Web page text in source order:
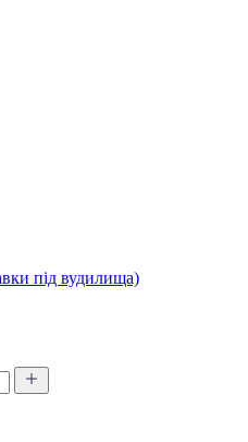
під вудилища)